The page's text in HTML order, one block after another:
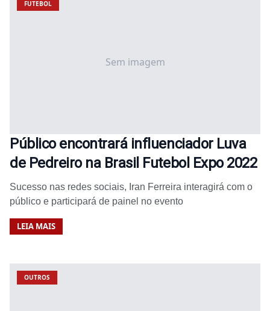
Sem imagem
FUTEBOL
Público encontrará influenciador Luva
de Pedreiro na Brasil Futebol Expo 2022
Sucesso nas redes sociais, Iran Ferreira interagirá com o
público e participará de painel no evento
LEIA MAIS
OUTROS